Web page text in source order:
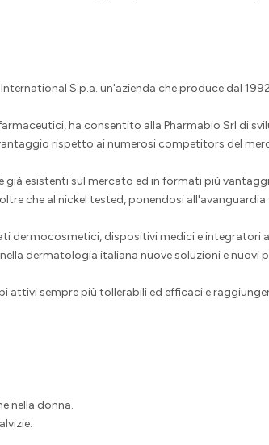
S.p.a. un'azienda che produce dal
ha consentito alla Pharmabio Srl di
rispetto ai numerosi competitors del
esistenti sul mercato ed in formati più
che al nickel tested, ponendosi all'avanguardia
dermocosmetici, dispositivi medici e integratori
dermatologia italiana nuove soluzioni e nuovi
attivi sempre più tollerabili ed efficaci e
nella donna.